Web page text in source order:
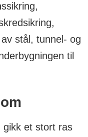
stål, tunnel- og
til
gikk et stort ras